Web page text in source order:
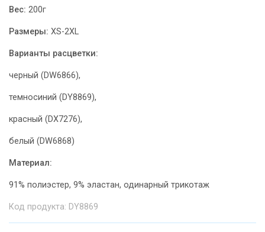
Вес: 200г
Размеры: XS-2XL
Варианты расцветки:
черный (DW6866),
темносиний (DY8869),
красный (DX7276),
белый (DW6868)
Материал:
91% полиэстер, 9% эластан, одинарный трикотаж
Код продукта: DY8869